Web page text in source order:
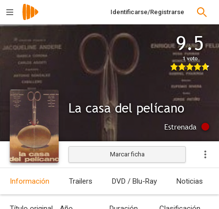
Identificarse/Registrarse
9.5
1 voto
La casa del pelícano
Estrenada
Marcar ficha
Información Trailers DVD / Blu-Ray Noticias